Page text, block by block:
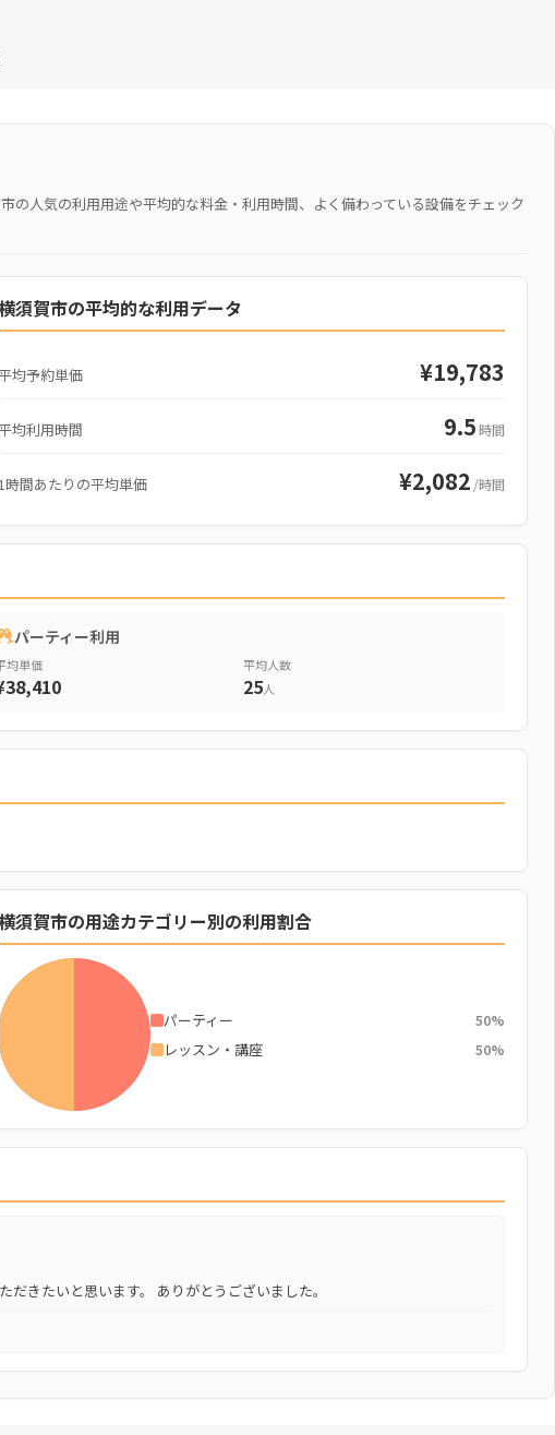
人気の利用用途や平均的な料金・利用時間、よく備わっている設備をチェック
須賀市の平均的な利用データ
均予約単価 ¥19,783
均利用時間 9.5時間
時間あたりの平均単価 ¥2,082 /時間
パーティー利用
均単価 平均人数
25人
須賀市の用途カテゴリー別の利用割合
パーティー 50%
レッスン・講座 50%
きたいと思います。 ありがとうございました。